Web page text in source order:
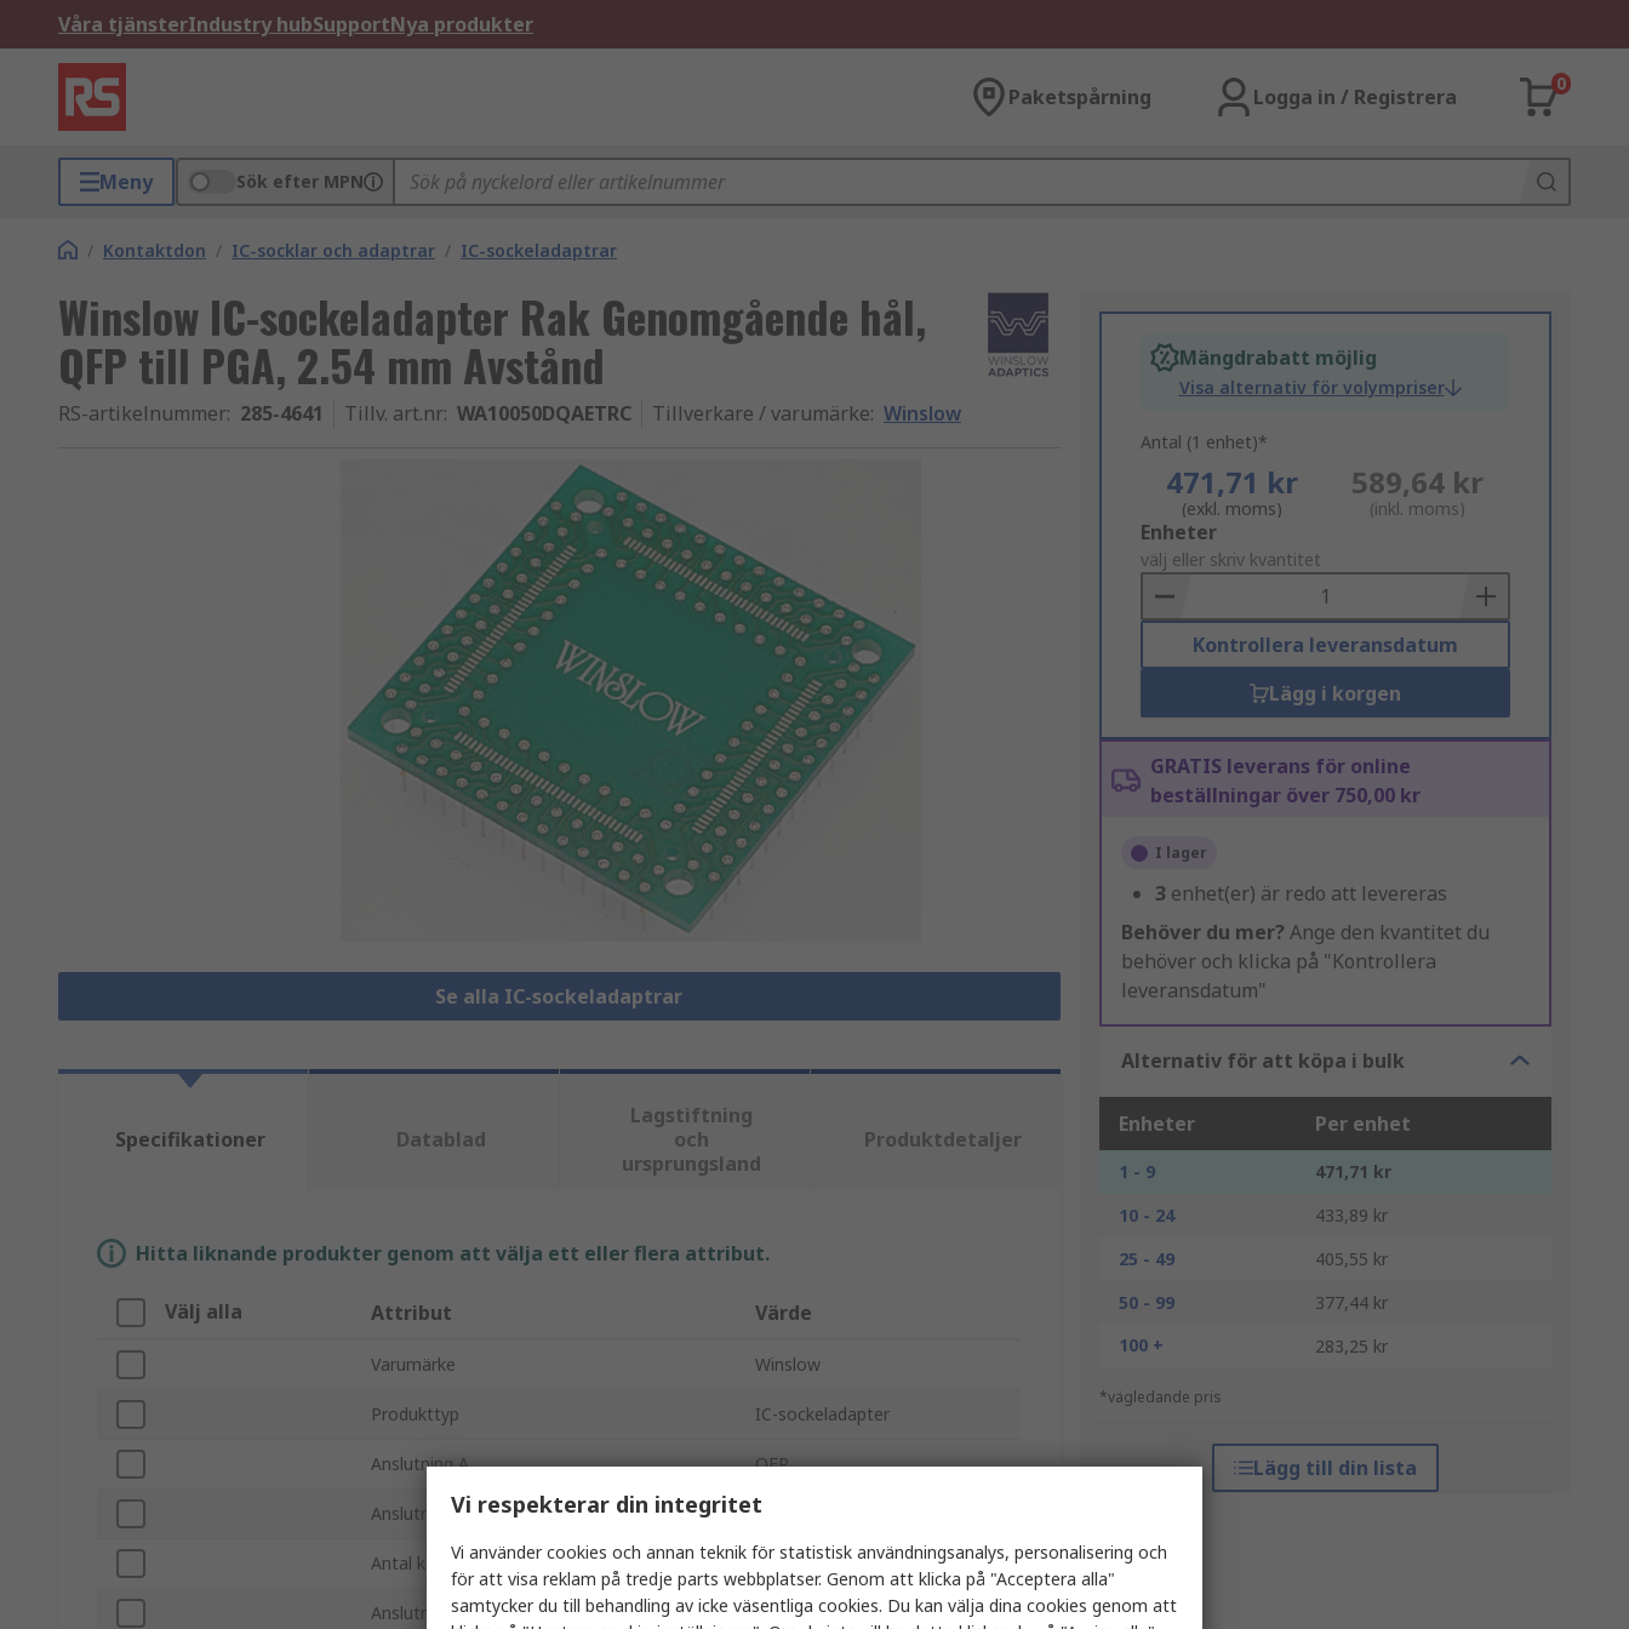
Våra tjänsterIndustry hubSupportNya produkter
Paketspårning Logga in / Registrera
0
Meny Sök efter MPN
/ Kontaktdon / IC-socklar och adaptrar / IC-sockeladaptrar
Winslow IC-sockeladapter Rak Genomgående hål,
QFP till PGA, 2.54 mm Avstånd
RS-artikelnummer: 285-4641 Tillv. art.nr: WA10050DQAETRC Tillverkare / varumärke: Winslow
Se alla IC-sockeladaptrar
Mängdrabatt möjlig
Visa alternativ för volympriser
Antal (1 enhet)*
471,71 kr
(exkl. moms)
589,64 kr
(inkl. moms)
Add
to
Basket
Enheter
välj eller skriv kvantitet
Kontrollera leveransdatum
Lägg i korgen
GRATIS leverans för online
beställningar över 750,00 kr
I lager
3 enhet(er) är redo att levereras
Behöver du mer? Ange den kvantitet du
behöver och klicka på "Kontrollera
leveransdatum"
Alternativ för att köpa i bulk
Enheter Per enhet
1 - 9
471,71 kr
10 - 24
433,89 kr
25 - 49
405,55 kr
50 - 99
377,44 kr
100 +
283,25 kr
*vägledande pris
Lägg till din lista
Specifikationer Datablad
Lagstiftning
och
ursprungsland
Produktdetaljer
Hitta liknande produkter genom att välja ett eller flera attribut.
Välj alla Attribut Värde
Varumärke Winslow
Produkttyp IC-sockeladapter
Anslutning A QFP
Anslutning hane/hona A Hona
Antal kontakter A 100
Anslutning hane/hona B Hane
Vi respekterar din integritet
Vi använder cookies och annan teknik för statistisk användningsanalys, personalisering och
för att visa reklam på tredje parts webbplatser. Genom att klicka på "Acceptera alla"
samtycker du till behandling av icke väsentliga cookies. Du kan välja dina cookies genom att